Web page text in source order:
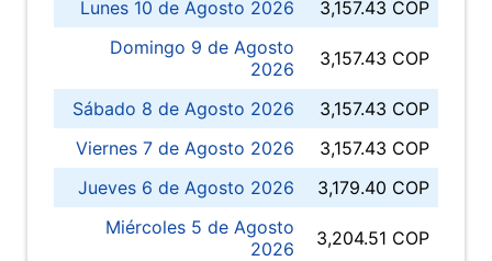
Lunes 10 de Agosto 2026
3,157.43 COP
Domingo 9 de Agosto
2026
3,157.43 COP
Sábado 8 de Agosto 2026
3,157.43 COP
Viernes 7 de Agosto 2026
3,157.43 COP
Jueves 6 de Agosto 2026
3,179.40 COP
Miércoles 5 de Agosto
2026
3,204.51 COP